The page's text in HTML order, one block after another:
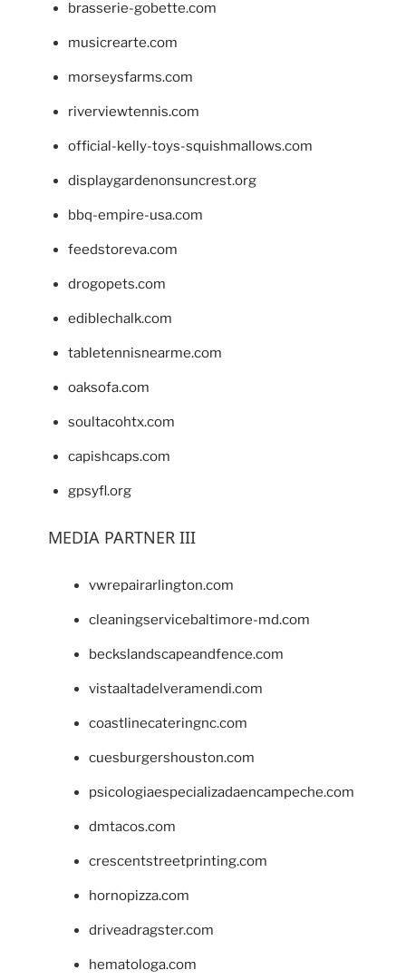
brasserie-gobette.com
musicrearte.com
morseysfarms.com
riverviewtennis.com
official-kelly-toys-squishmallows.com
displaygardenonsuncrest.org
bbq-empire-usa.com
feedstoreva.com
drogopets.com
ediblechalk.com
tabletennisnearme.com
oaksofa.com
soultacohtx.com
capishcaps.com
gpsyfl.org
MEDIA PARTNER III
vwrepairarlington.com
cleaningservicebaltimore-md.com
beckslandscapeandfence.com
vistaaltadelveramendi.com
coastlinecateringnc.com
cuesburgershouston.com
psicologiaespecializadaencampeche.com
dmtacos.com
crescentstreetprinting.com
hornopizza.com
driveadragster.com
hematologa.com